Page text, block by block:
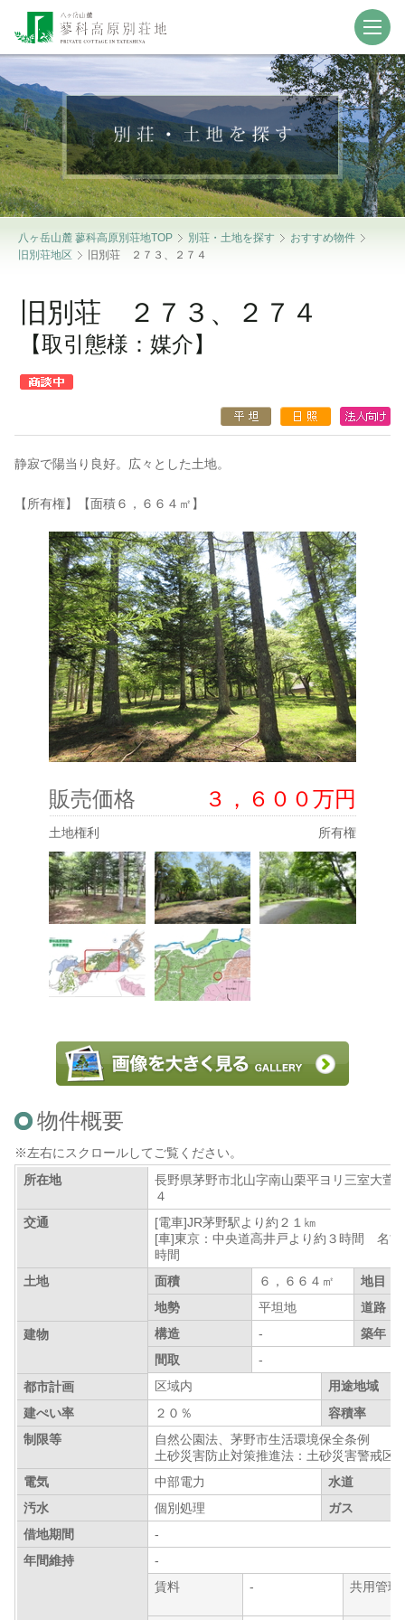
【北八ヶ岳・蓼科の別荘地探し、土地・別荘
八ヶ岳山麓 蓼科高原別荘地TOP 別荘・土地を探す
おすすめ物件
旧別荘地区
旧別荘 ２７３、２７４
旧別荘 ２７３、２７４
【取引態様：媒介】
静寂で陽当り良好。広々とした土地。
【所有権】【面積６，６６４㎡】
販売価格 ３，６００万円
土地権利 所有権
物件概要
※左右にスクロールしてご覧ください。
所在地
長野県茅野市北山字南山栗平ヨリ三室大萱
４
交通
[電車]JR茅野駅より約２１㎞
[車]東京：中央道高井戸より約３時間 名古
時間
土地
面積 ６，６６４㎡
地目
地勢
平坦地
道路
建物
構造 -
築年
間取
-
都市計画
区域内
用途地域
建ぺい率
２０％
容積率
制限等
自然公園法、茅野市生活環境保全条例
土砂災害防止対策推進法：土砂災害警戒
電気
中部電力
水道
汚水
個別処理
ガス
借地期間
-
年間維持
-
賃料
- 共用管理